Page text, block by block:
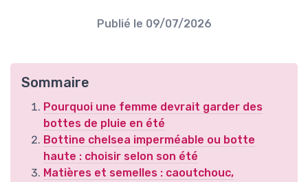
Publié le 09/07/2026
Sommaire
Pourquoi une femme devrait garder des
bottes de pluie en été
Bottine chelsea imperméable ou botte
haute : choisir selon son été
Matières et semelles : caoutchouc,